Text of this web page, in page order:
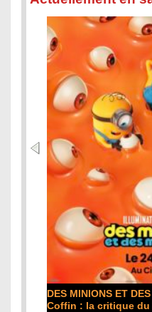
DES MINIONS ET
Coffin : la critique du